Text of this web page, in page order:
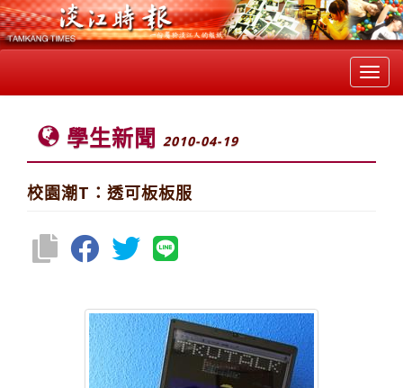
學生新聞 2010-04-19
校園潮T：透可板板服